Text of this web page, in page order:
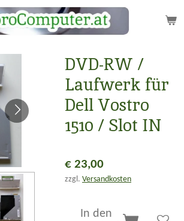
DVD-RW /
Laufwerk für
Dell Vostro
1510 / Slot IN
€ 23,00
zzgl. Versandkosten
In den